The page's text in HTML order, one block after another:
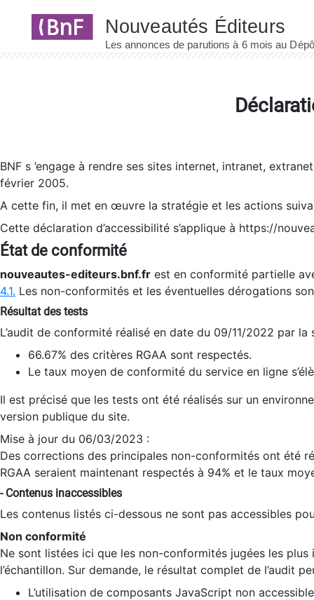
BNF s ’engage à rendre ses sites internet, intranet,
février 2005.
A cette fin, il met en œuvre la stratégie et les actions
Cette déclaration d’accessibilité s’applique à https://
État de conformité
nouveautes-editeurs.bnf.fr est en conformité partielle
4.1. Les non-conformités et les éventuelles dérogations
Résultat des tests
L’audit de conformité réalisé en date du 09/11/2022 par
66.67% des critères RGAA sont respectés.
Le taux moyen de conformité du service en ligne
Il est précisé que les tests ont été réalisés sur un
version publique du site.
Mise à jour du 06/03/2023 :
Des corrections des principales non-conformités ont été
RGAA seraient maintenant respectés à 94% et le taux
- Contenus inaccessibles
Les contenus listés ci-dessous ne sont pas accessibles
Non conformité
Ne sont listées ici que les non-conformités jugées les
l’échantillon. Sur demande, le résultat complet de l’audit
L’utilisation de composants JavaScript non